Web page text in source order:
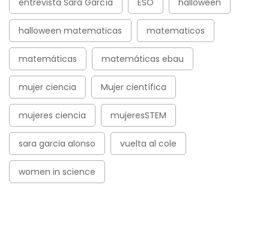
entrevista Sara García ESO halloween
halloween matematicas matematicos
matemáticas matemáticas ebau
mujer ciencia Mujer científica
mujeres ciencia mujeresSTEM
sara garcia alonso vuelta al cole
women in science